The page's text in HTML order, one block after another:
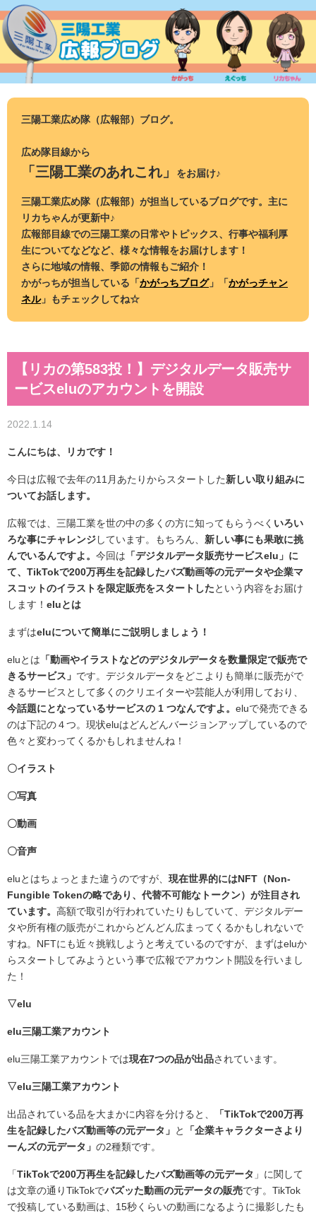
ン
テ
ツ
三陽工業広め隊（広報部）ブログ。
広め隊目線から
「三陽工業のあれこれ」 をお届け♪
三陽工業広め隊（広報部）が担当しているブログです。主に
リカちゃんが更新中♪
広報部目線での三陽工業の日常やトピックス、行事や福利厚
生についてなどなど、様々な情報をお届けします！
さらに地域の情報、季節の情報もご紹介！
かがっちが担当している「かがっちブログ」「かがっチャン
ネル」もチェックしてね☆
【リカの第583投！】デジタルデータ販売サ
ービスeluのアカウントを開設
2022.1.14
こんにちは、リカです！
今日は広報で去年の11月あたりからスタートした新しい取り組みに
ついてお話します。
広報では、三陽工業を世の中の多くの方に知ってもらうべく いろい
ろな事にチャレンジしています。もちろん、 新しい事にも果敢に挑
んでいるんですよ。 今回は 「デジタルデータ販売サービスelu」に
て、TikTokで200万再生を記録したバズ動画等の元データや企業マ
スコットのイラストを限定販売をスタートしたという内容をお届け
します！ eluとは
まずはeluについて簡単にご説明しましょう！
eluとは 「動画やイラストなどのデジタルデータを数量限定で販売で
きるサービス」 です。デジタルデータをどこよりも簡単に販売がで
きるサービスとして多くのクリエイターや芸能人が利用しており、
今話題にとなっているサービスの 1 つなんですよ。 eluで発売できる
のは下記の４つ。現状eluはどんどんバージョンアップしているので
色々と変わってくるかもしれませんね！
〇イラスト
〇写真
〇動画
〇音声
eluとはちょっとまた違うのですが、 現在世界的にはNFT（Non-
Fungible Tokenの略であり、代替不可能なトークン）が注目され
ています。 高額で取引が行われていたりもしていて、デジタルデー
タや所有権の販売がこれからどんどん広まってくるかもしれないで
すね。NFTにも近々挑戦しようと考えているのですが、まずはeluか
らスタートしてみようという事で広報でアカウント開設を行いまし
た！
▽elu
elu三陽工業アカウント
elu三陽工業アカウントでは現在7つの品が出品されています。
▽elu三陽工業アカウント
出品されている品を大まかに内容を分けると、
「TikTokで200万再
生を記録したバズ動画等の元データ」 と
「企業キャラクターさより
ーんズの元データ」 の2種類です。
「TikTokで200万再生を記録したバズ動画等の元データ 」に関して
は文章の通りTikTokでバズッた動画の元データの販売です。TikTok
で投稿している動画は、15秒くらいの動画になるように撮影したも